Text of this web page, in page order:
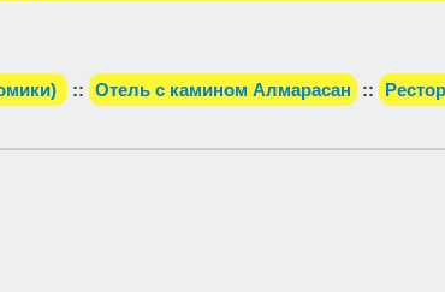
:: Отель с камином Алмарасан ::